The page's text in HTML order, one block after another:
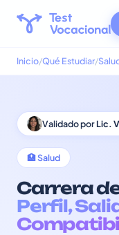
Inicio Qué Estudiar
Validado porLic.
🏥 Salud
Carrera
Perfil,